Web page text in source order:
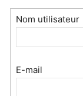
Nom utilisateur
E-mail